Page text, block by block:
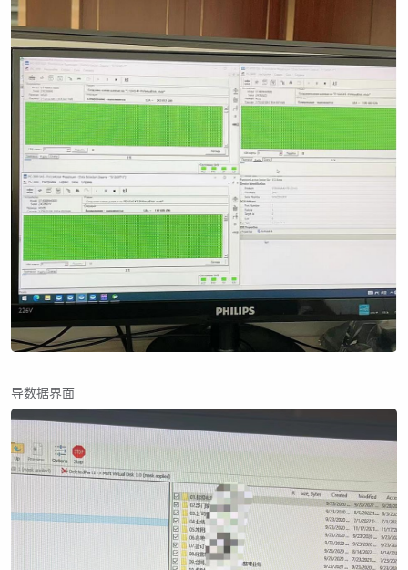
导数据界面